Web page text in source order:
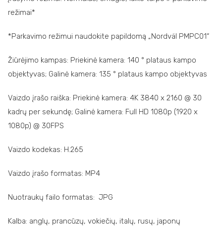
režimai*
*Parkavimo režimui naudokite papildomą „Nordväl PMPC01“
Žiūrėjimo kampas: Priekinė kamera: 140 ° plataus kampo
objektyvas; Galinė kamera: 135 ° plataus kampo objektyvas
Vaizdo įrašo raiška: Priekinė kamera: 4K 3840 x 2160 @ 30
kadrų per sekundę; Galinė kamera: Full HD 1080p (1920 x
1080p) @ 30FPS
Vaizdo kodekas: H.265
Vaizdo įrašo formatas: MP4
Nuotraukų failo formatas: JPG
Kalba: anglų, prancūzų, vokiečių, italų, rusų, japonų